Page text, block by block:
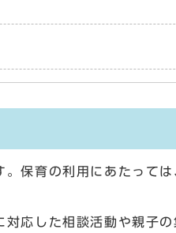
保育の利用にあたっては
応した相談活動や親子の